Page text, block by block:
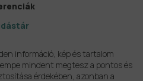
információ, kép és tartalom
mindent megtesz a pontos és
érdekében, azonban a